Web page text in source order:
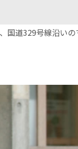
国道329号線沿い